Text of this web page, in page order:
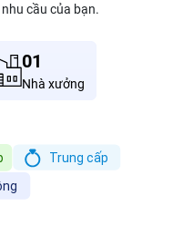
cầu của bạn.
01
Nhà xưởng